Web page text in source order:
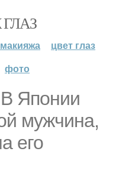
цвет глаз
фото
Японии
мужчина,
его